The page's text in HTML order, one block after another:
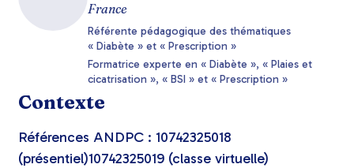
France
Référente pédagogique des thématiques
« Diabète » et « Prescription »
Formatrice experte en « Diabète », « Plaies et
cicatrisation », « BSI » et « Prescription »
Contexte
Références ANDPC : 10742325018
(présentiel)10742325019 (classe virtuelle)